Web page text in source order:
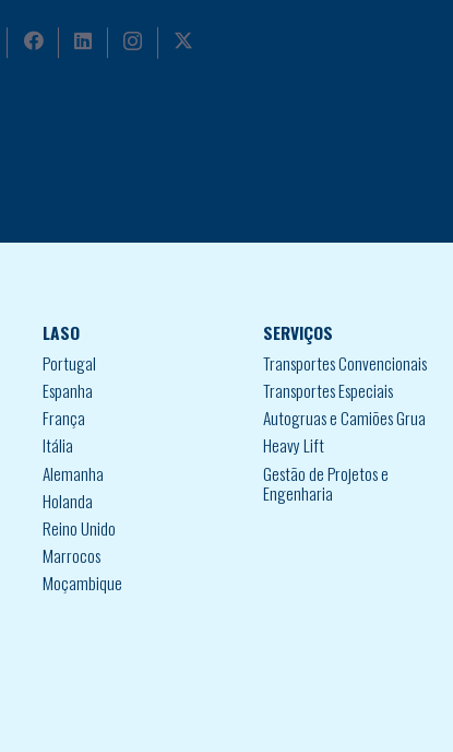
LASO
Portugal
Espanha
França
Itália
Alemanha
Holanda
Reino Unido
Marrocos
Moçambique
SERVIÇOS
Transportes Convencionais
Transportes Especiais
Autogruas e Camiões Grua
Heavy Lift
Gestão de Projetos e
Engenharia